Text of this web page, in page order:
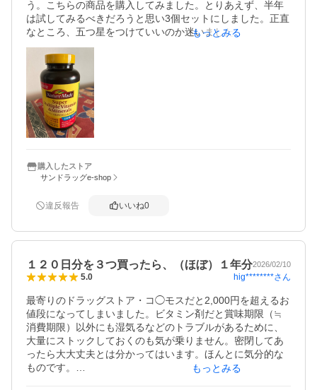
う。こちらの商品を購入してみました。とりあえず、半年
は試してみるべきだろうと思い3個セットにしました。正直
なところ、五つ星をつけていいのか迷いましたが、1粒で1
日のビタミンが補えるのであれば、嬉しいしし、形状もカ
プセルでなく、タブレットのところが良いと思いました。
これからも継続できるよう、低価格での提供お願いしたい
ところです。
もっとみる
購入したストア
サンドラッグe-shop
違反報告 いいね0
１２０日分を３つ買ったら、（ほぼ）１年分2026/02/10
5.0 hig********さん
最寄りのドラッグストア・コ◯モスだと2,000円を超えるお
値段になってしまいました。ビタミン剤だと賞味期限（≒
消費期限）以外にも湿気るなどのトラブルがあるために、
大量にストックしておくのも気が乗りません。密閉してあ
ったら大大丈夫とは分かってはいます。ほんとに気分的な
ものです。
もっとみる